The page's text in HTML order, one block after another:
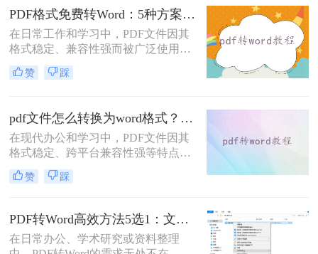
处理pdf转word时，往往陷入“收费软
件太贵，免费工具怕坑”的两难境
地。那么电脑上怎么把pdf转成word免
费呢？
PDF格式免费转Word：5种方案的速度、精度、文件限制对比！
在日常工作和学习中，PDF文件因其
格式稳定、兼容性强而被广泛使用。
然而，当需要对PDF内容进行编辑
时，很多人会遇到困难。此时，将
换成word"这一常见需求，本文将为
您详细介绍五种安全、高效且完全免
费的转换方法，帮助您轻松实现格式
转换。
赞 踩
pdf文件怎么转换为word格式？这3种转换方法可以尝试下！
在现代办公和学习中，PDF文件因其
格式稳定、跨平台兼容性强等特点而
被广泛使用。然而，当需要编辑PDF
文件中的内容时，将其转换为Word格
换为word格式呢？本文将介绍三种简
单实用的方法，帮助您轻松将PDF文
件转换为Word格式。
赞 踩
PDF转Word高效方法5选1：文件大小和类型决定用哪个！
在日常办公、学术研究或资料整理